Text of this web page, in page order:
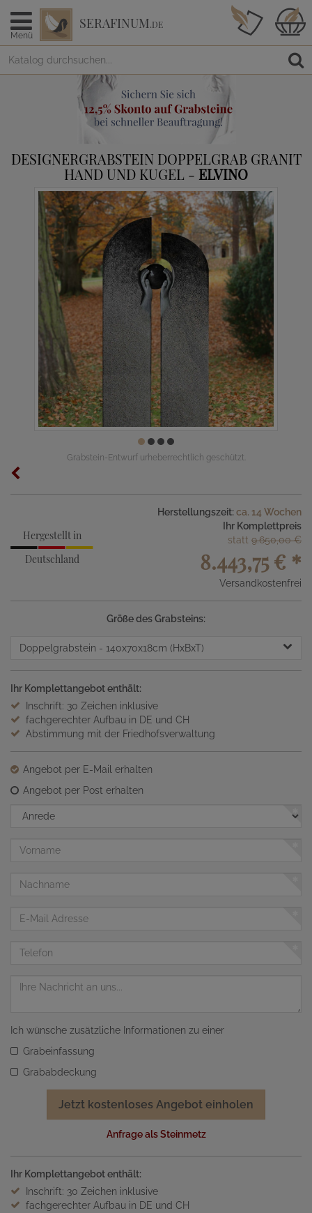
Menü
SERAFINUM.DE
DESIGNERGRABSTEIN DOPPELGRAB GRANIT
HAND UND KUGEL - ELVINO
Grabstein-Entwurf urheberrechtlich geschützt.
Hergestellt in
Deutschland
Herstellungszeit: ca. 14 Wochen
Ihr Komplettpreis
statt 9.650,00 €
8.443,75 € *
Versandkostenfrei
Größe des Grabsteins:
Doppelgrabstein - 140x70x18cm (HxBxT)
Ihr Komplettangebot enthält:
Inschrift: 30 Zeichen inklusive
fachgerechter Aufbau in DE und CH
Abstimmung mit der Friedhofsverwaltung
Angebot per E-Mail erhalten
Angebot per Post erhalten
Anrede
Vorname
Nachname
Telefon
Nachricht
Ich wünsche zusätzliche Informationen zu einer
Grabeinfassung
Grababdeckung
Jetzt kostenloses Angebot einholen
Anfrage als Steinmetz
Ihr Komplettangebot enthält:
Inschrift: 30 Zeichen inklusive
fachgerechter Aufbau in DE und CH